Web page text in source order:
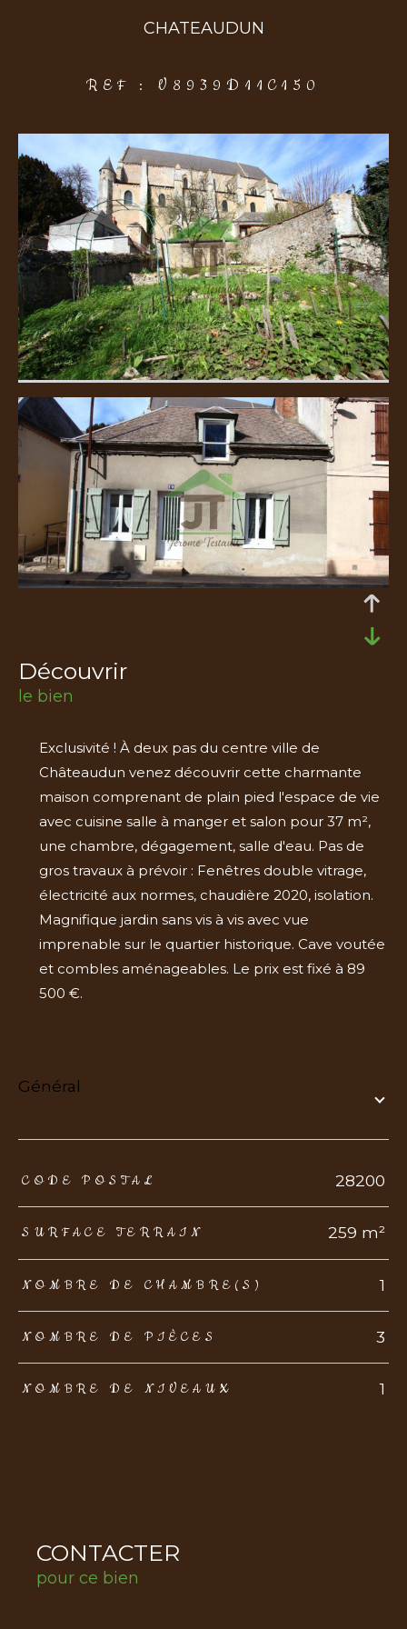
CHATEAUDUN
REF : V8939D11C150
découvrir
le bien
Exclusivité ! À deux pas du centre ville de
Châteaudun venez découvrir cette charmante
maison comprenant de plain pied l'espace de vie
avec cuisine salle à manger et salon pour 37 m²,
une chambre, dégagement, salle d'eau. Pas de
gros travaux à prévoir : Fenêtres double vitrage,
électricité aux normes, chaudière 2020, isolation.
Magnifique jardin sans vis à vis avec vue
imprenable sur le quartier historique. Cave voutée
et combles aménageables. Le prix est fixé à 89
500 €.
général
TRAD_ZEPHYR_Caracteristique TRAD_ZEPHYR_Valeurs
CODE POSTAL 28200
SURFACE TERRAIN 259 m²
NOMBRE DE CHAMBRE(S) 1
NOMBRE DE PIÈCES 3
NOMBRE DE NIVEAUX 1
CONTACTER
pour ce bien